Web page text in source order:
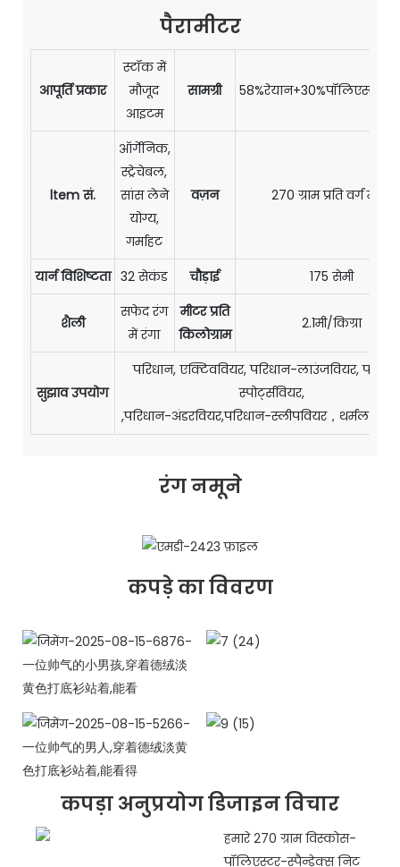
पैरामीटर
आपूर्ति प्रकार
स्टॉक में
मौजूद
आइटम
सामग्री
ltem सं.
ऑर्गेनिक,
स्ट्रेचेबल,
सांस लेने
योग्य,
गर्माहट
वज़न 270 ग्राम प्रति वर्ग मीटर
यार्न विशिष्टता 32 सेकंड चौड़ाई 175 सेमी
शैली
सफेद रंग
में रंगा
मीटर प्रति
किलोग्राम
2.1मी/किग्रा
सुझाव उपयोग
परिधान, एक्टिववियर, परिधान-लाउंजवियर,
स्पोर्ट्सवियर,
,परिधान-अंडरवियर,परिधान-स्लीपवियर，थर्मल
रंग नमूने
कपड़े का विवरण
कपड़ा अनुप्रयोग डिजाइन विचार
हमारे 270 ग्राम विस्कोस-
पॉलिएस्टर-स्पैन्डेक्स निट